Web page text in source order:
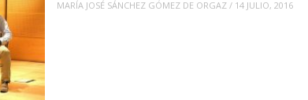
MARÍA JOSÉ SÁNCHEZ GÓMEZ DE ORGAZ/ 14 JULIO, 2016